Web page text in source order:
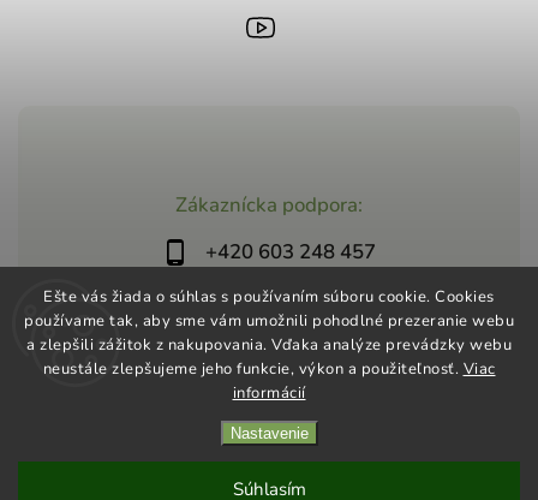
Ešte vás žiada o súhlas s používaním súboru cookie. Cookies
používame tak, aby sme vám umožnili pohodlné prezeranie webu
a zlepšili zážitok z nakupovania. Vďaka analýze prevádzky webu
neustále zlepšujeme jeho funkcie, výkon a použiteľnosť. Viac
informácií
Nastavenie
Súhlasím
Zákaznícka podpora:
+420 603 248 457
info@jeztomarket.cz
Shoptet | Design